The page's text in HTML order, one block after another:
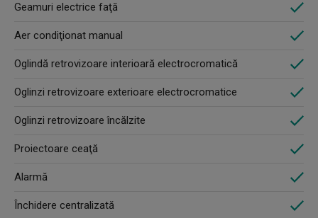
Geamuri electrice faţă
Aer condiţionat manual
Oglindă retrovizoare interioară electrocromatică
Oglinzi retrovizoare exterioare electrocromatice
Oglinzi retrovizoare încălzite
Proiectoare ceaţă
Alarmă
Închidere centralizată